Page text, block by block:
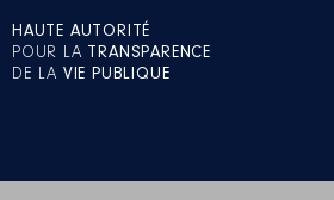
HAUTE AUTORITÉ
POUR LA TRANSPARENCE
DE LA VIE PUBLIQUE